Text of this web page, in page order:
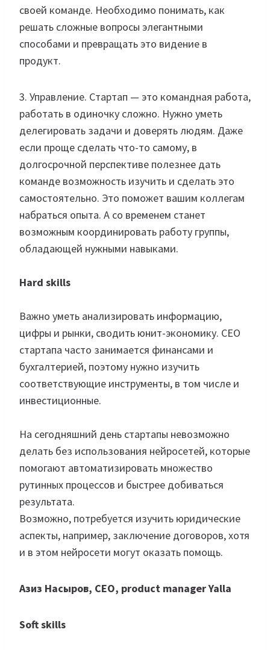
своей команде. Необходимо понимать, как
решать сложные вопросы элегантными
способами и превращать это видение в
продукт.
3. Управление. Стартап — это командная работа,
работать в одиночку сложно. Нужно уметь
делегировать задачи и доверять людям. Даже
если проще сделать что-то самому, в
долгосрочной перспективе полезнее дать
команде возможность изучить и сделать это
самостоятельно. Это поможет вашим коллегам
набраться опыта. А со временем станет
возможным координировать работу группы,
обладающей нужными навыками.
Hard skills
Важно уметь анализировать информацию,
цифры и рынки, сводить юнит-экономику. CEO
стартапа часто занимается финансами и
бухгалтерией, поэтому нужно изучить
соответствующие инструменты, в том числе и
инвестиционные.
На сегодняшний день стартапы невозможно
делать без использования нейросетей, которые
помогают автоматизировать множество
рутинных процессов и быстрее добиваться
результата.
Возможно, потребуется изучить юридические
аспекты, например, заключение договоров, хотя
и в этом нейросети могут оказать помощь.
Азиз Насыров, СЕО, product manager Yalla
Soft skills